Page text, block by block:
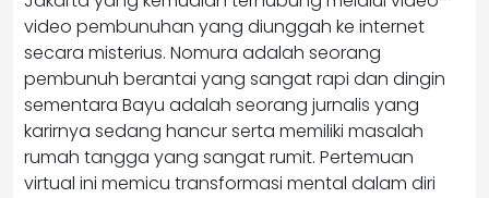
video pembunuhan yang diunggah ke internet
secara misterius. Nomura adalah seorang
pembunuh berantai yang sangat rapi dan dingin
sementara Bayu adalah seorang jurnalis yang
karirnya sedang hancur serta memiliki masalah
rumah tangga yang sangat rumit. Pertemuan
virtual ini memicu transformasi mental dalam diri